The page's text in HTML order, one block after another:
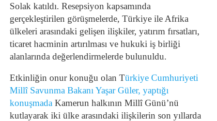
Solak katıldı. Resepsiyon kapsamında
gerçekleştirilen görüşmelerde, Türkiye ile Afrika
ülkeleri arasındaki gelişen ilişkiler, yatırım fırsatları,
ticaret hacminin artırılması ve hukuki iş birliği
alanlarında değerlendirmelerde bulunuldu.
Etkinliğin onur konuğu olan Türkiye Cumhuriyeti
Millî Savunma Bakanı Yaşar Güler, yaptığı
konuşmada Kamerun halkının Millî Günü’nü
kutlayarak iki ülke arasındaki ilişkilerin son yıllarda